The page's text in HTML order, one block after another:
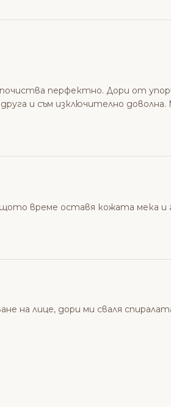
перфектно. Дори от
и съм изключително
време оставя кожата мека и
на лице, дори ми сваля